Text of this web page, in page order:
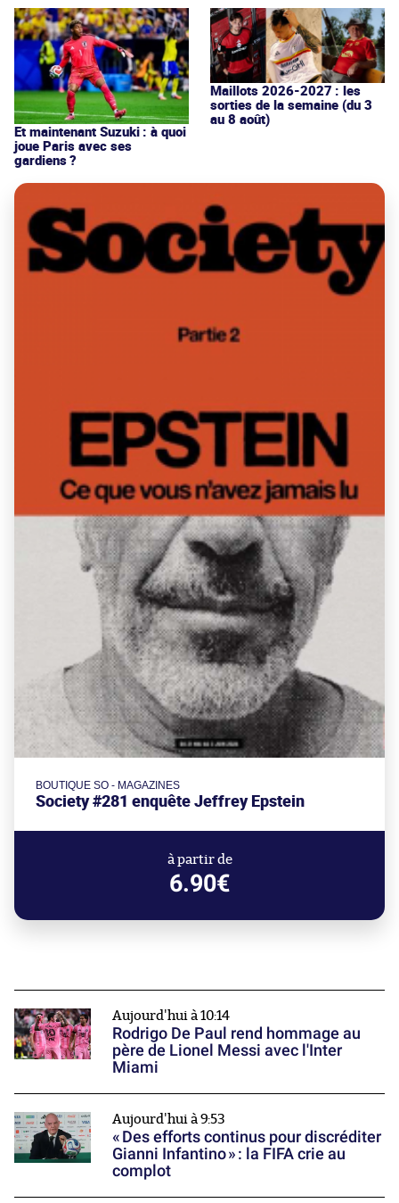
Et maintenant Suzuki : à quoi
joue Paris avec ses
gardiens ?
Maillots 2026-2027 : les
sorties de la semaine (du 3
au 8 août)
BOUTIQUE SO - MAGAZINES
Society #281 enquête Jeffrey Epstein
à partir de
6.90€
Aujourd'hui à 10:14
Rodrigo De Paul rend hommage au
père de Lionel Messi avec l'Inter
Miami
Aujourd'hui à 9:53
« Des efforts continus pour discréditer
Gianni Infantino » : la FIFA crie au
complot